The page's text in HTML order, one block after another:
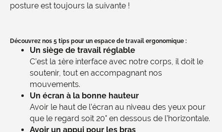
posture est toujours la suivante !
Découvrez nos 5 tips pour un espace de travail ergonomique :
Un siège de travail réglable
C’est la 1ère interface avec notre corps, il doit le
soutenir, tout en accompagnant nos
mouvements.
Un écran à la bonne hauteur
Avoir le haut de l’écran au niveau des yeux pour
que le regard soit 20° en dessous de l’horizontale.
Avoir un appui pour les bras